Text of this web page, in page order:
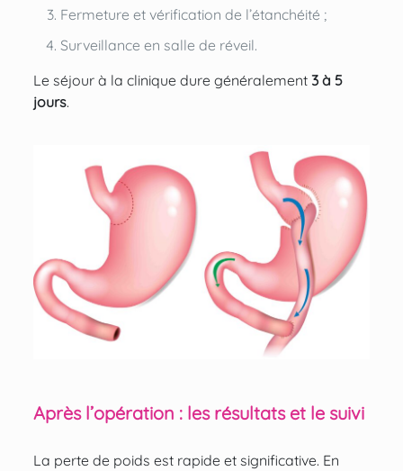
Fermeture et vérification de l’étanchéité ;
Surveillance en salle de réveil.
Le séjour à la clinique dure généralement 3 à 5
jours.
Après l’opération : les résultats et le suivi
La perte de poids est rapide et significative. En